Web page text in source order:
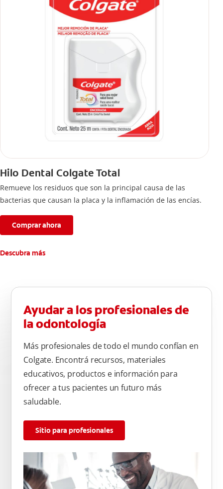
Hilo Dental Colgate Total
Remueve los residuos que son la principal causa de las
bacterias que causan la placa y la inflamación de las encías.
Comprar ahora
Descubra más
Ayudar a los profesionales de
la odontología
Más profesionales de todo el mundo confían en
Colgate. Encontrá recursos, materiales
educativos, productos e información para
ofrecer a tus pacientes un futuro más
saludable.
Sitio para profesionales